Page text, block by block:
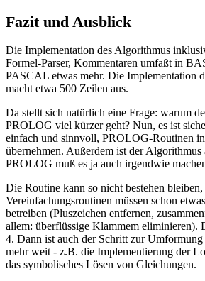
Fazit und Ausblick
Die Implementation des Algorithmus
Formel-Parser, Kommentaren umfaßt in
PASCAL etwas mehr. Die Implementation
macht etwa 500 Zeilen aus.
Da stellt sich natürlich eine Frage: warum
PROLOG viel kürzer geht? Nun, es ist
einfach und sinnvoll, PROLOG-Routinen
übernehmen. Außerdem ist der Algorithmus
PROLOG muß es ja auch irgendwie
Die Routine kann so nicht bestehen
Vereinfachungsroutinen müssen schon
betreiben (Pluszeichen entfernen,
allem: überflüssige Klammem eliminieren).
4. Dann ist auch der Schritt zur
mehr weit - z.B. die Implementierung der
das symbolisches Lösen von Gleichungen.